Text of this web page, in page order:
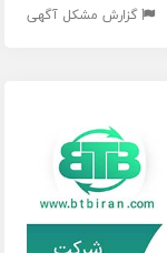
گزارش مشکل آگهی